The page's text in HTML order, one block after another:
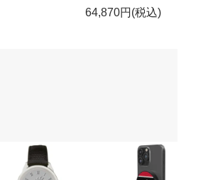
64,870円(税込)